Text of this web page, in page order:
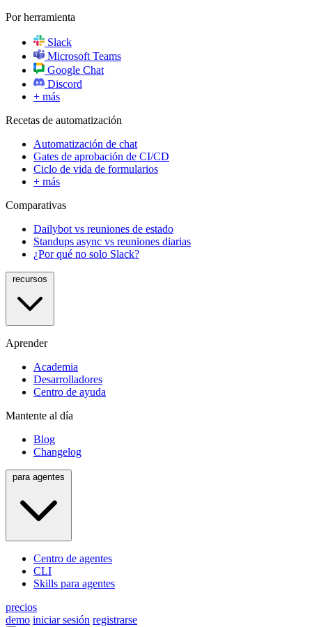
Por herramienta
Slack
Microsoft Teams
Google Chat
Discord
+ más
Recetas de automatización
Automatización de chat
Gates de aprobación de CI/CD
Ciclo de vida de formularios
+ más
Comparativas
Dailybot vs reuniones de estado
Standups async vs reuniones diarias
¿Por qué no solo Slack?
Aprender
Academia
Desarrolladores
Centro de ayuda
Mantente al día
Blog
Changelog
Centro de agentes
CLI
Skills para agentes
precios
demo iniciar sesión registrarse